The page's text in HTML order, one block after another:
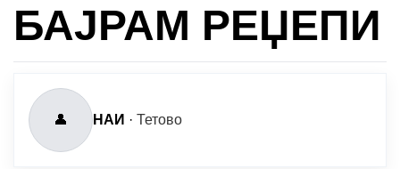
БАЈРАМ РЕЏЕПИ
👤 НАИ · Тетово